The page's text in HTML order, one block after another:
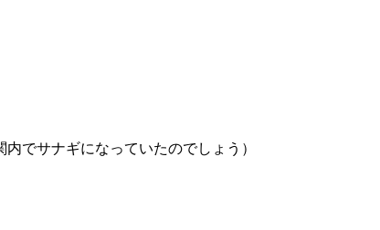
でサナギになっていたのでしょう）